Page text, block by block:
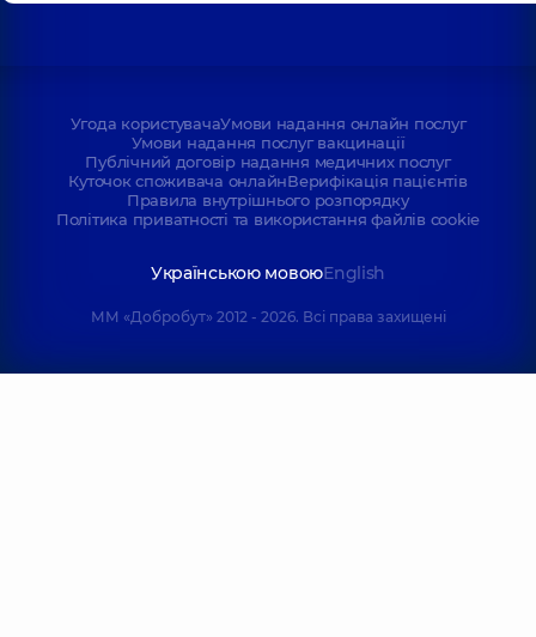
Угода користувачаУмови надання онлайн послуг
Умови надання послуг вакцинації
Публічний договір надання медичних послуг
Куточок споживача онлайнВерифікація пацієнтів
Правила внутрішнього розпорядку
Політика приватності та використання файлів cookie
Українською мовоюEnglish
ММ «Добробут» 2012 - 2026. Всі права захищені